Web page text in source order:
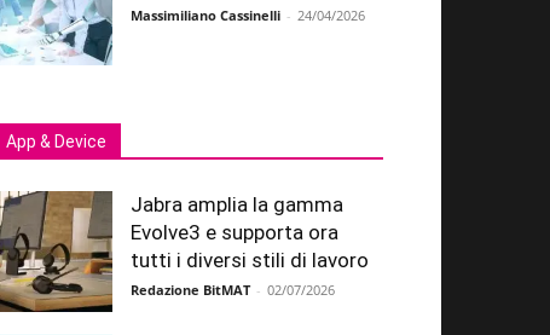
Massimiliano Cassinelli - 24/04/2026
App & Device
Jabra amplia la gamma
Evolve3 e supporta ora
tutti i diversi stili di lavoro
Redazione BitMAT - 02/07/2026